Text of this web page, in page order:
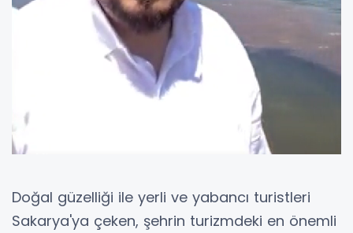
Doğal güzelliği ile yerli ve yabancı turistleri
Sakarya'ya çeken, şehrin turizmdeki en önemli